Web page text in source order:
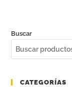
Buscar
CATEGORÍAS